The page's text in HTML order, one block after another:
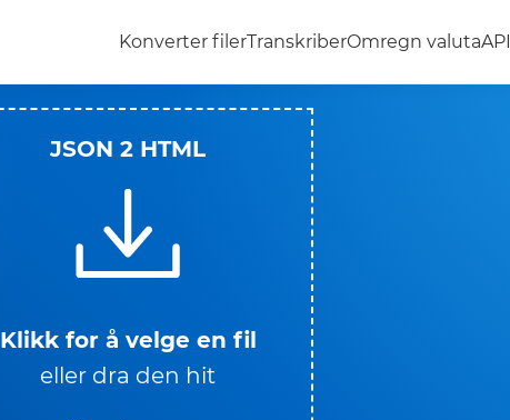
Konverter filerTranskriberOmregn valutaAPI
JSON 2 HTML
Klikk for å velge en fil
eller dra den hit